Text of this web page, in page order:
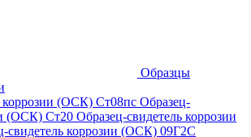
Образцы
коррозии (ОСК) Ст08пс Образец-
(ОСК) Ст20 Образец-свидетель коррозии
свидетель коррозии (ОСК) 09Г2С